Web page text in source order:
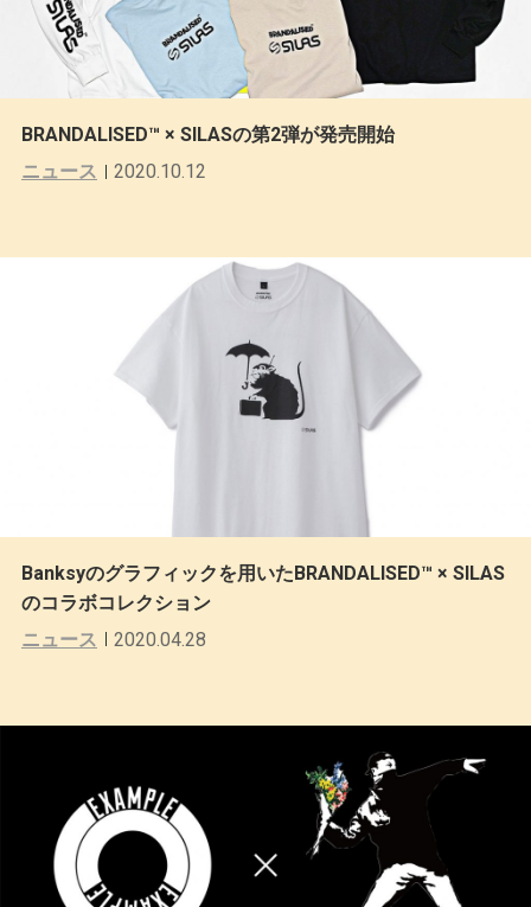
BRANDALISED™️ × SILASの第2弾が発売開始
ニュース
2020.10.12
Banksyのグラフィックを用いたBRANDALISED™️ × SILAS
のコラボコレクション
ニュース
2020.04.28